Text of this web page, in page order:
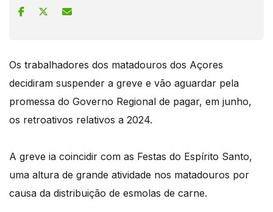
Os trabalhadores dos matadouros dos Açores
decidiram suspender a greve e vão aguardar pela
promessa do Governo Regional de pagar, em junho,
os retroativos relativos a 2024.
A greve ia coincidir com as Festas do Espírito Santo,
uma altura de grande atividade nos matadouros por
causa da distribuição de esmolas de carne.